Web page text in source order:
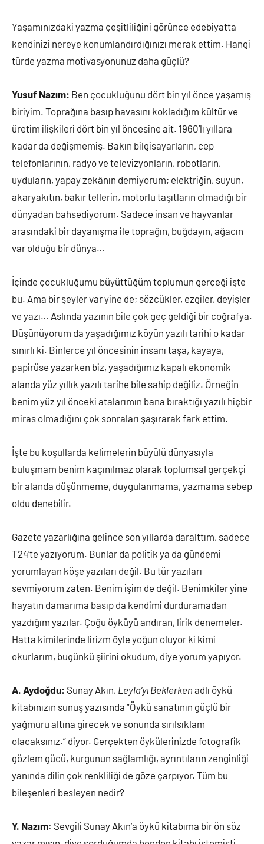
Yaşamınızdaki yazma çeşitliliğini görünce edebiyatta
kendinizi nereye konumlandırdığınızı merak ettim. Hangi
türde yazma motivasyonunuz daha güçlü?
Yusuf Nazım: Ben çocukluğunu dört bin yıl önce yaşamış
biriyim. Toprağına basıp havasını kokladığım kültür ve
üretim ilişkileri dört bin yıl öncesine ait. 1960’lı yıllara
kadar da değişmemiş. Bakın bilgisayarların, cep
telefonlarının, radyo ve televizyonların, robotların,
uyduların, yapay zekânın demiyorum; elektriğin, suyun,
akaryakıtın, bakır tellerin, motorlu taşıtların olmadığı bir
dünyadan bahsediyorum. Sadece insan ve hayvanlar
arasındaki bir dayanışma ile toprağın, buğdayın, ağacın
var olduğu bir dünya…
İçinde çocukluğumu büyüttüğüm toplumun gerçeği işte
bu. Ama bir şeyler var yine de; sözcükler, ezgiler, deyişler
ve yazı… Aslında yazının bile çok geç geldiği bir coğrafya.
Düşünüyorum da yaşadığımız köyün yazılı tarihi o kadar
sınırlı ki. Binlerce yıl öncesinin insanı taşa, kayaya,
papirüse yazarken biz, yaşadığımız kapalı ekonomik
alanda yüz yıllık yazılı tarihe bile sahip değiliz. Örneğin
benim yüz yıl önceki atalarımın bana bıraktığı yazılı hiçbir
miras olmadığını çok sonraları şaşırarak fark ettim.
İşte bu koşullarda kelimelerin büyülü dünyasıyla
buluşmam benim kaçınılmaz olarak toplumsal gerçekçi
bir alanda düşünmeme, duygulanmama, yazmama sebep
oldu denebilir.
Gazete yazarlığına gelince son yıllarda daralttım, sadece
T24’te yazıyorum. Bunlar da politik ya da gündemi
yorumlayan köşe yazıları değil. Bu tür yazıları
sevmiyorum zaten. Benim işim de değil. Benimkiler yine
hayatın damarıma basıp da kendimi durduramadan
yazdığım yazılar. Çoğu öyküyü andıran, lirik denemeler.
Hatta kimilerinde lirizm öyle yoğun oluyor ki kimi
okurlarım, bugünkü şiirini okudum, diye yorum yapıyor.
A. Aydoğdu: Sunay Akın, Leyla’yı Beklerken adlı öykü
kitabınızın sunuş yazısında “Öykü sanatının güçlü bir
yağmuru altına girecek ve sonunda sırılsıklam
olacaksınız.” diyor. Gerçekten öykülerinizde fotografik
gözlem gücü, kurgunun sağlamlığı, ayrıntıların zenginliği
yanında dilin çok renkliliği de göze çarpıyor. Tüm bu
bileşenleri besleyen nedir?
Y. Nazım: Sevgili Sunay Akın’a öykü kitabıma bir ön söz